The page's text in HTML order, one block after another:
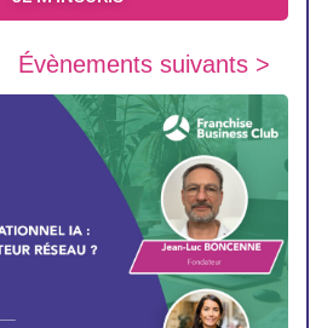
Évènements suivants >